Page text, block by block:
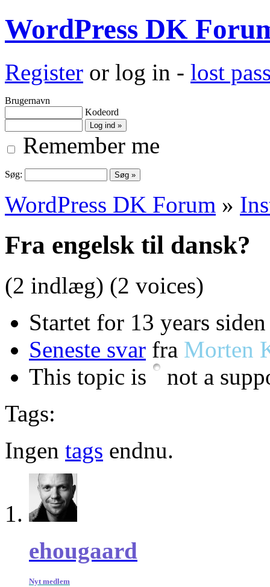
WordPress DK
Register or log in - lost
Brugernavn
Kodeord
Remember me
Søg:
WordPress DK Forum »
Fra engelsk til dansk?
(2 indlæg) (2 voices)
Startet for 13 years
Seneste svar fra Morten
This topic is
not a
Tags:
Ingen tags endnu.
ehougaard
Nyt medlem